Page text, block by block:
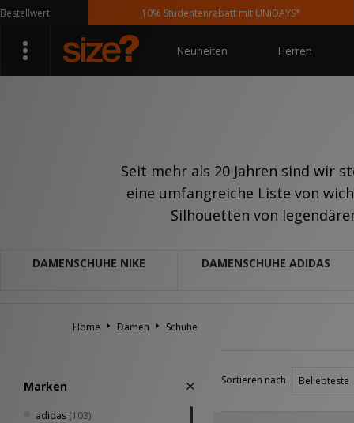
10% Studentenrabatt mit UNiDAYS*
Neuheiten Herren
Seit mehr als 20 Jahren sind wir
eine umfangreiche Liste von
Silhouetten von
DAMENSCHUHE NIKE DAMENSCHUHE ADIDAS
Home Damen Schuhe
Marken
adidas (103)
Sortieren nach